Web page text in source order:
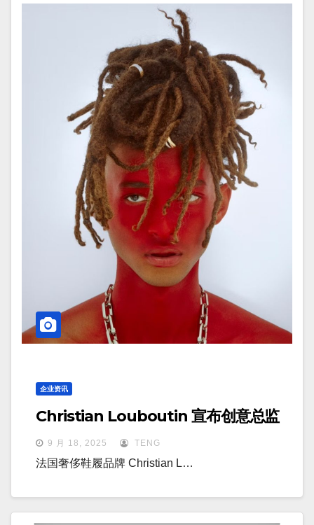
企业资讯
Christian Louboutin 宣布创意总监
9 月 18, 2025 TENG
法国奢侈鞋履品牌 Christian L…